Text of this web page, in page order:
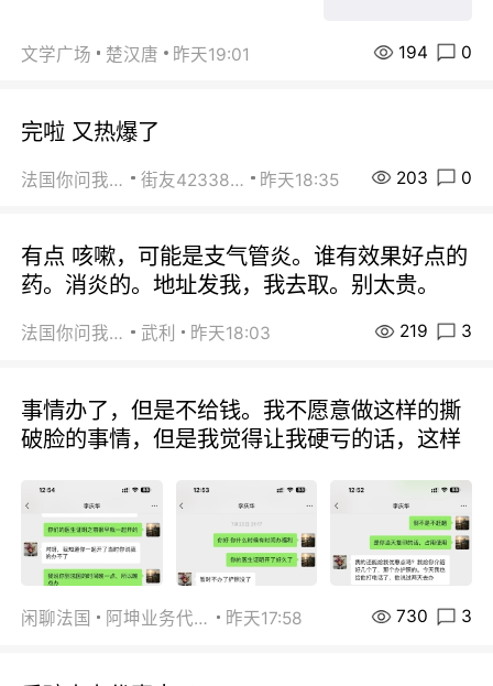
文学广场 楚汉唐 昨天19:01 194 0
完啦 又热爆了
法国你问我答 街友42338202 昨天18:35 203 0
有点 咳嗽，可能是支气管炎。谁有效果好点的
药。消炎的。地址发我，我去取。别太贵。
法国你问我答 武利 昨天18:03 219 3
事情办了，但是不给钱。我不愿意做这样的撕
破脸的事情，但是我觉得让我硬亏的话，这样
闲聊法国 阿坤业务代办 昨天17:58 730 3